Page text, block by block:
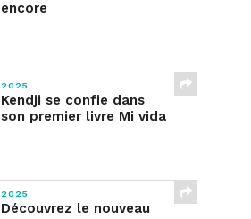
encore
2025
Kendji se confie dans
son premier livre Mi vida
2025
Découvrez le nouveau